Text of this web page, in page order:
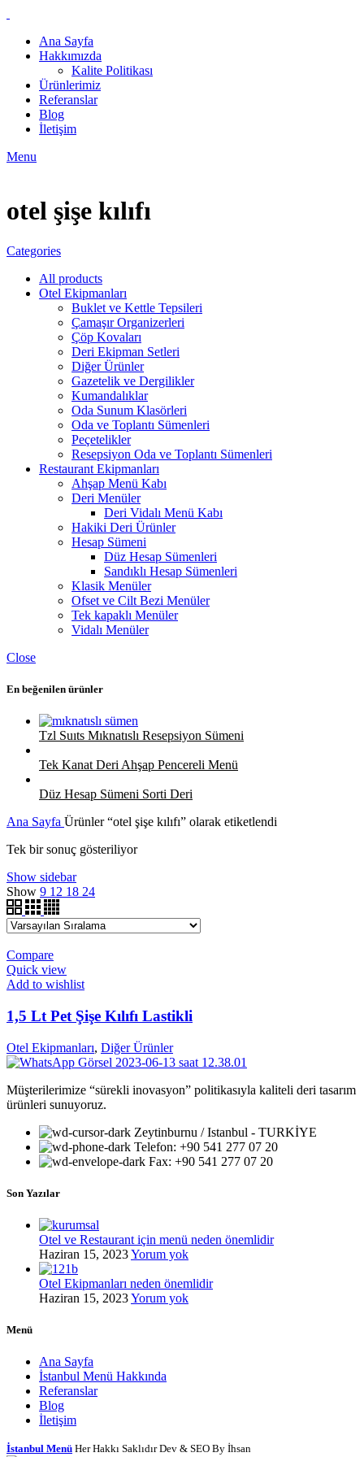
Ana Sayfa
Hakkımızda
Kalite Politikası
Ürünlerimiz
Referanslar
Blog
İletişim
Menu
otel şişe kılıfı
Categories
All products
Otel Ekipmanları
Buklet ve Kettle Tepsileri
Çamaşır Organizerleri
Çöp Kovaları
Deri Ekipman Setleri
Diğer Ürünler
Gazetelik ve Dergilikler
Kumandalıklar
Oda Sunum Klasörleri
Oda ve Toplantı Sümenleri
Peçetelikler
Resepsiyon Oda ve Toplantı Sümenleri
Restaurant Ekipmanları
Ahşap Menü Kabı
Deri Menüler
Deri Vidalı Menü Kabı
Hakiki Deri Ürünler
Hesap Sümeni
Düz Hesap Sümenleri
Sandıklı Hesap Sümenleri
Klasik Menüler
Ofset ve Cilt Bezi Menüler
Tek kapaklı Menüler
Vidalı Menüler
Close
En beğenilen ürünler
Tzl Suıts Mıknatıslı Resepsiyon Sümeni
Tek Kanat Deri Ahşap Pencereli Menü
Düz Hesap Sümeni Sorti Deri
Ana Sayfa Ürünler “otel şişe kılıfı” olarak etiketlendi
Tek bir sonuç gösteriliyor
Show sidebar
Show 9 12 18 24
Compare
Quick view
Add to wishlist
1,5 Lt Pet Şişe Kılıfı Lastikli
Otel Ekipmanları, Diğer Ürünler
Müşterilerimize “sürekli inovasyon” politikasıyla kaliteli deri tasarım
ürünleri sunuyoruz.
Zeytinburnu / Istanbul - TURKİYE
Telefon: +90 541 277 07 20
Fax: +90 541 277 07 20
Son Yazılar
Otel ve Restaurant için menü neden önemlidir
Haziran 15, 2023Yorum yok
Otel Ekipmanları neden önemlidir
Haziran 15, 2023Yorum yok
Menü
Ana Sayfa
İstanbul Menü Hakkında
Referanslar
Blog
İletişim
İstanbul Menü Her Hakkı Saklıdır Dev & SEO By İhsan